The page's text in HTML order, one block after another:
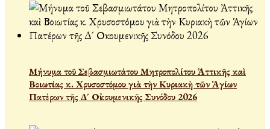
Μήνυμα τοῦ Σεβασμιωτάτου Μητροπολίτου Ἀττικῆς καὶ
Βοιωτίας κ. Χρυσοστόμου γιὰ τὴν Κυριακὴ τῶν Ἁγίων
Πατέρων τῆς Δ´ Οἰκουμενικῆς Συνόδου 2026